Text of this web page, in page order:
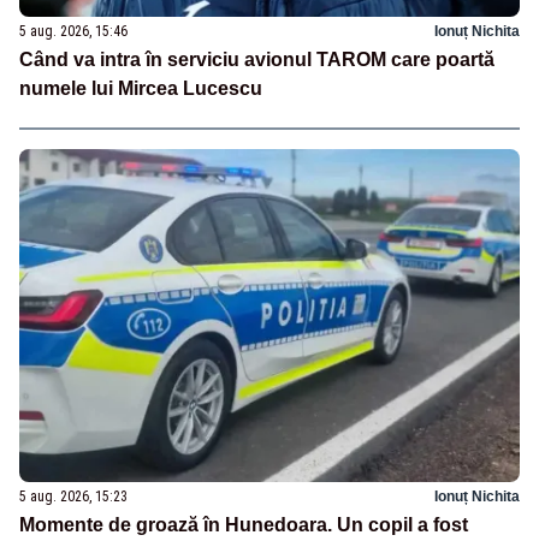
5 aug. 2026, 15:46 Ionuț Nichita
Când va intra în serviciu avionul TAROM care poartă
numele lui Mircea Lucescu
5 aug. 2026, 15:23 Ionuț Nichita
Momente de groază în Hunedoara. Un copil a fost